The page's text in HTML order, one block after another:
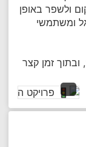
ולשפר באופן
ומשתמשי
הפרויקט יצא לדרך בחודש אפריל 2026, ובתוך זמן קצר